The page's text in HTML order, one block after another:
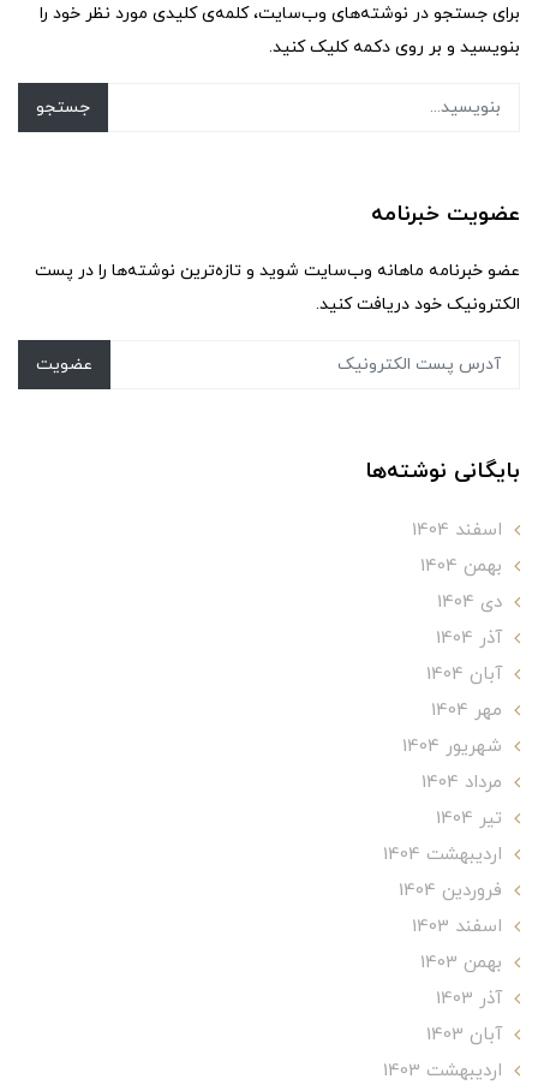
برای جستجو در نوشته‌های وب‌سایت، کلمه‌ی کلیدی مورد نظر خود را
بنویسید و بر روی دکمه کلیک کنید.
جستجو
عضویت خبرنامه
عضو خبرنامه ماهانه وب‌سایت شوید و تازه‌ترین نوشته‌ها را در پست
الکترونیک خود دریافت کنید.
عضویت
بایگانی نوشته‌ها
اسفند 1404
بهمن 1404
دی 1404
آذر 1404
آبان 1404
مهر 1404
شهریور 1404
مرداد 1404
تير 1404
ارديبهشت 1404
فروردین 1404
اسفند 1403
بهمن 1403
آذر 1403
آبان 1403
ارديبهشت 1403